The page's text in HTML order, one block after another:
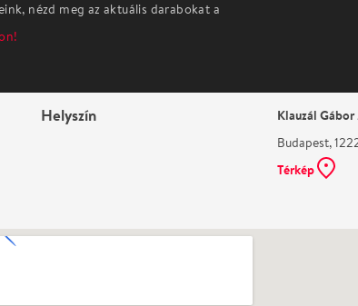
nézd meg az aktuális darabokat a
Helyszín Klauzál
Budapest,
Térkép